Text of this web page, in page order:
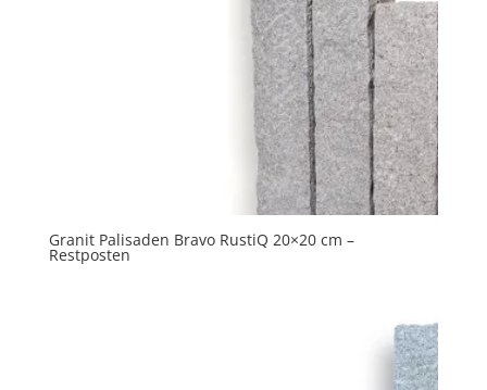
Granit Palisaden Bravo RustiQ 20×20 cm –
Restposten